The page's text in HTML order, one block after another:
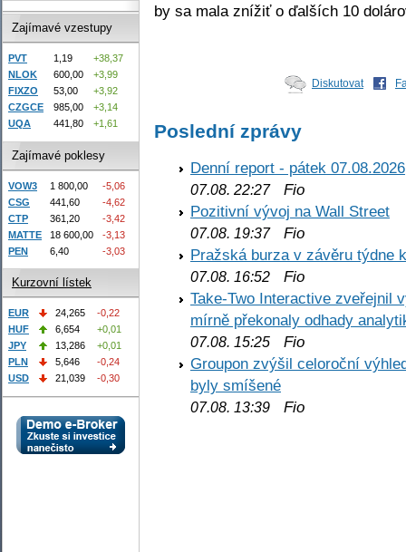
by sa mala znížiť o ďalších 10
Diskutovat
Poslední zprávy
Denní report - pátek 07.08.2026
07.08. 22:27Fio
Pozitivní vývoj na Wall Street
07.08. 19:37Fio
Pražská burza v závěru týdne
07.08. 16:52 Fio
Take-Two Interactive zveřejnil
mírně překonaly odhady
07.08. 15:25 Fio
Groupon zvýšil celoroční
byly smíšené
07.08. 13:39 Fio
Zajímavé vzestupy
PVT 1,19
+38,37
NLOK
600,00
+3,99
FIXZO
53,00
+3,92
CZGCE
985,00
+3,14
UQA
441,80 +1,61
Zajímavé poklesy
VOW3 1 800,00
-5,06
CSG
441,60
-4,62
CTP
361,20
-3,42
MATTE
18 600,00
-3,13
PEN
6,40 -3,03
Kurzovní lístek
EUR 24,265
-0,22
HUF
6,654
+0,01
JPY
13,286
+0,01
PLN
5,646
-0,24
USD
21,039 -0,30